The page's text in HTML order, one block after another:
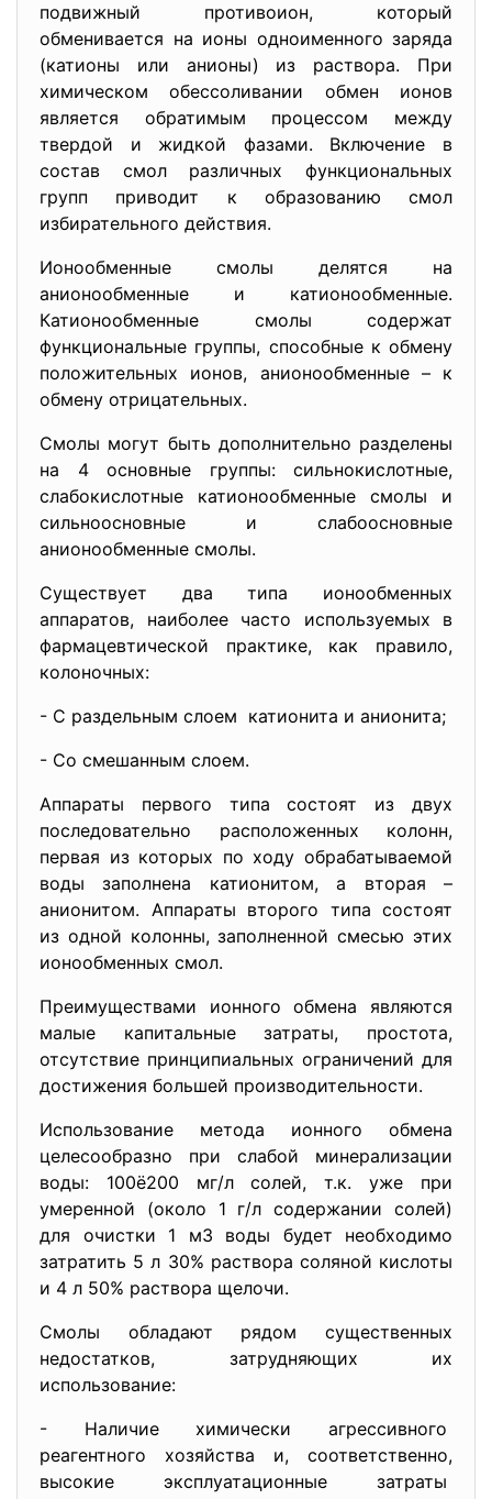
подвижный противоион, который
обменивается на ионы одноименного заряда
(катионы или анионы) из раствора. При
химическом обессоливании обмен ионов
является обратимым процессом между
твердой и жидкой фазами. Включение в
состав смол различных функциональных
групп приводит к образованию смол
избирательного действия.
Ионообменные смолы делятся на
анионообменные и катионообменные.
Катионообменные смолы содержат
функциональные группы, способные к обмену
положительных ионов, анионообменные – к
обмену отрицательных.
Смолы могут быть дополнительно разделены
на 4 основные группы: сильнокислотные,
слабокислотные катионообменные смолы и
сильноосновные и слабоосновные
анионообменные смолы.
Существует два типа ионообменных
аппаратов, наиболее часто используемых в
фармацевтической практике, как правило,
колоночных:
- С раздельным слоем катионита и анионита;
- Со смешанным слоем.
Аппараты первого типа состоят из двух
последовательно расположенных колонн,
первая из которых по ходу обрабатываемой
воды заполнена катионитом, а вторая –
анионитом. Аппараты второго типа состоят
из одной колонны, заполненной смесью этих
ионообменных смол.
Преимуществами ионного обмена являются
малые капитальные затраты, простота,
отсутствие принципиальных ограничений для
достижения большей производительности.
Использование метода ионного обмена
целесообразно при слабой минерализации
воды: 100ё200 мг/л солей, т.к. уже при
умеренной (около 1 г/л содержании солей)
для очистки 1 м3 воды будет необходимо
затратить 5 л 30% раствора соляной кислоты
и 4 л 50% раствора щелочи.
Смолы обладают рядом существенных
недостатков, затрудняющих их
использование:
- Наличие химически агрессивного
реагентного хозяйства и, соответственно,
высокие эксплуатационные затраты